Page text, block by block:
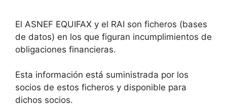
El ASNEF EQUIFAX y el RAI son ficheros (bases
de datos) en los que figuran incumplimientos de
obligaciones financieras.
Esta información está suministrada por los
socios de estos ficheros y disponible para
dichos socios.